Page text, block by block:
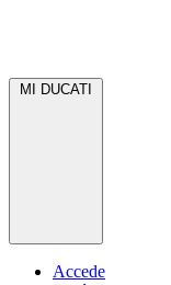
MI DUCATI
Accede